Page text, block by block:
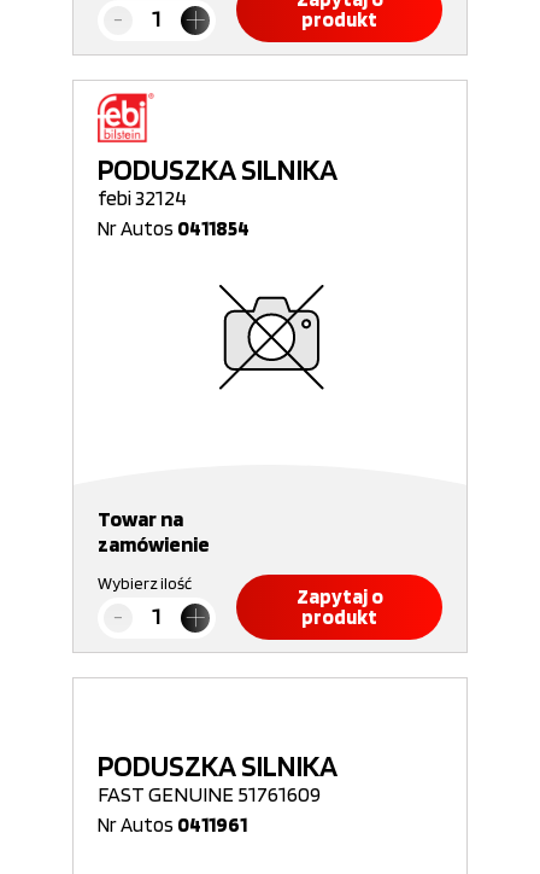
produkt
PODUSZKA SILNIKA
febi 32124
Nr Autos 0411854
Towar na
zamówienie
Wybierz ilość
Zapytaj o
produkt
PODUSZKA SILNIKA
FAST GENUINE 51761609
Nr Autos 0411961